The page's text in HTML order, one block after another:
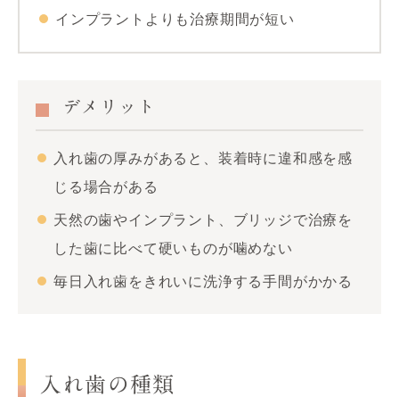
インプラントよりも治療期間が短い
デメリット
入れ歯の厚みがあると、装着時に違和感を感
じる場合がある
天然の歯やインプラント、ブリッジで治療を
した歯に比べて硬いものが噛めない
毎日入れ歯をきれいに洗浄する手間がかかる
入れ歯の種類